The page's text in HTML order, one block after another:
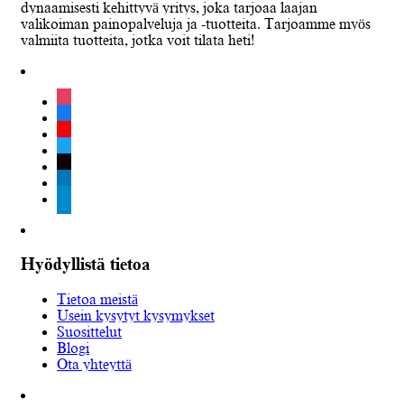
dynaamisesti kehittyvä yritys, joka tarjoaa laajan
valikoiman painopalveluja ja -tuotteita. Tarjoamme myös
valmiita tuotteita, jotka voit tilata heti!
instagram
facebook
youtube
twitter
tiktok
Hyödyllistä tietoa
Tietoa meistä
Usein kysytyt kysymykset
Suosittelut
Blogi
Ota yhteyttä